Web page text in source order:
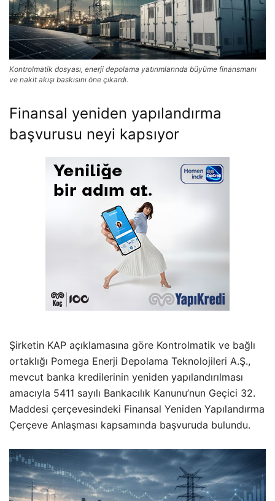
Kontrolmatik dosyası, enerji depolama yatırımlarında büyüme finansmanı
ve nakit akışı baskısını öne çıkardı.
Finansal yeniden yapılandırma
başvurusu neyi kapsıyor
Şirketin KAP açıklamasına göre Kontrolmatik ve bağlı
ortaklığı Pomega Enerji Depolama Teknolojileri A.Ş.,
mevcut banka kredilerinin yeniden yapılandırılması
amacıyla 5411 sayılı Bankacılık Kanunu’nun Geçici 32.
Maddesi çerçevesindeki Finansal Yeniden Yapılandırma
Çerçeve Anlaşması kapsamında başvuruda bulundu.